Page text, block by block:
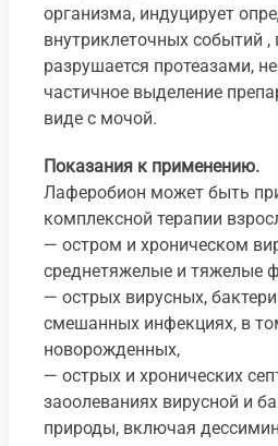
организма, индуцирует
внутриклеточных событий ,
разрушается протеазами,
частичное выделение
виде с мочой.
Показания к применению.
Лаферобион может быть
комплексной терапии
— остром и хроническом
среднетяжелые и тяжелые
— острых вирусных,
смешанных инфекциях, в
новорожденных,
— острых и хронических
заоолеваниях вирусной и
природы, включая